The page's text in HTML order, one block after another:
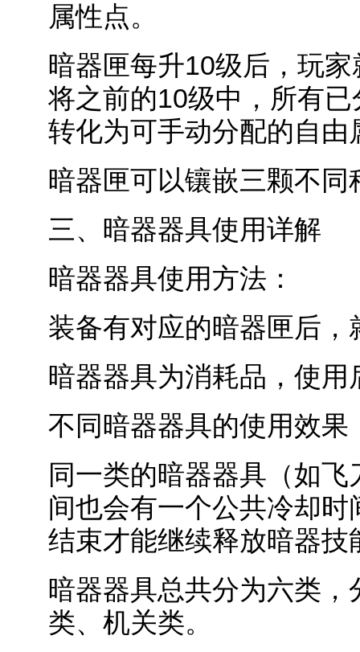
属性点。
暗器匣每升10级后，玩
将之前的10级中，所有
转化为可手动分配的自由
暗器匣可以镶嵌三颗不
三、暗器器具使用详解
暗器器具使用方法：
装备有对应的暗器匣后
暗器器具为消耗品，使
不同暗器器具的使用效果
同一类的暗器器具（如
间也会有一个公共冷却时
结束才能继续释放暗器技
暗器器具总共分为六类
类、机关类。